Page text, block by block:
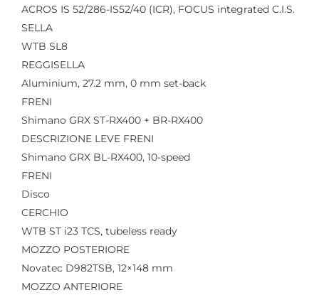
ACROS IS 52/286-IS52/40 (ICR), FOCUS integrated C.I.S.
SELLA
WTB SL8
REGGISELLA
Aluminium, 27.2 mm, 0 mm set-back
FRENI
Shimano GRX ST-RX400 + BR-RX400
DESCRIZIONE LEVE FRENI
Shimano GRX BL-RX400, 10-speed
FRENI
Disco
CERCHIO
WTB ST i23 TCS, tubeless ready
MOZZO POSTERIORE
Novatec D982TSB, 12×148 mm
MOZZO ANTERIORE